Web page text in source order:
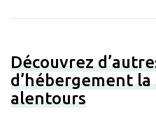
Découvrez
d’hébergement
alentours